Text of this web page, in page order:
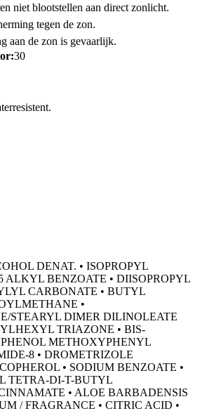
niet blootstellen aan direct zonlicht.
tegen de zon.
aan de zon is gevaarlijk.
30
DENAT. • ISOPROPYL
ALKYL BENZOATE • DIISOPROPYL
CARBONATE • BUTYL
•
STEARYL DIMER DILINOLEATE
TRIAZONE • BIS-
METHOXYPHENYL
8 • DROMETRIZOLE
• SODIUM BENZOATE •
TETRA-DI-T-BUTYL
• ALOE BARBADENSIS
/ FRAGRANCE • CITRIC ACID •